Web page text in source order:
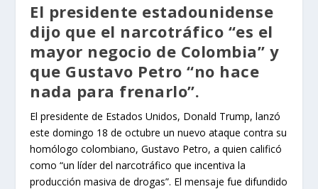
El presidente estadounidense
dijo que el narcotráfico “es el
mayor negocio de Colombia” y
que Gustavo Petro “no hace
nada para frenarlo”.
El presidente de Estados Unidos, Donald Trump, lanzó
este domingo 18 de octubre un nuevo ataque contra su
homólogo colombiano, Gustavo Petro, a quien calificó
como “un líder del narcotráfico que incentiva la
producción masiva de drogas”. El mensaje fue difundido